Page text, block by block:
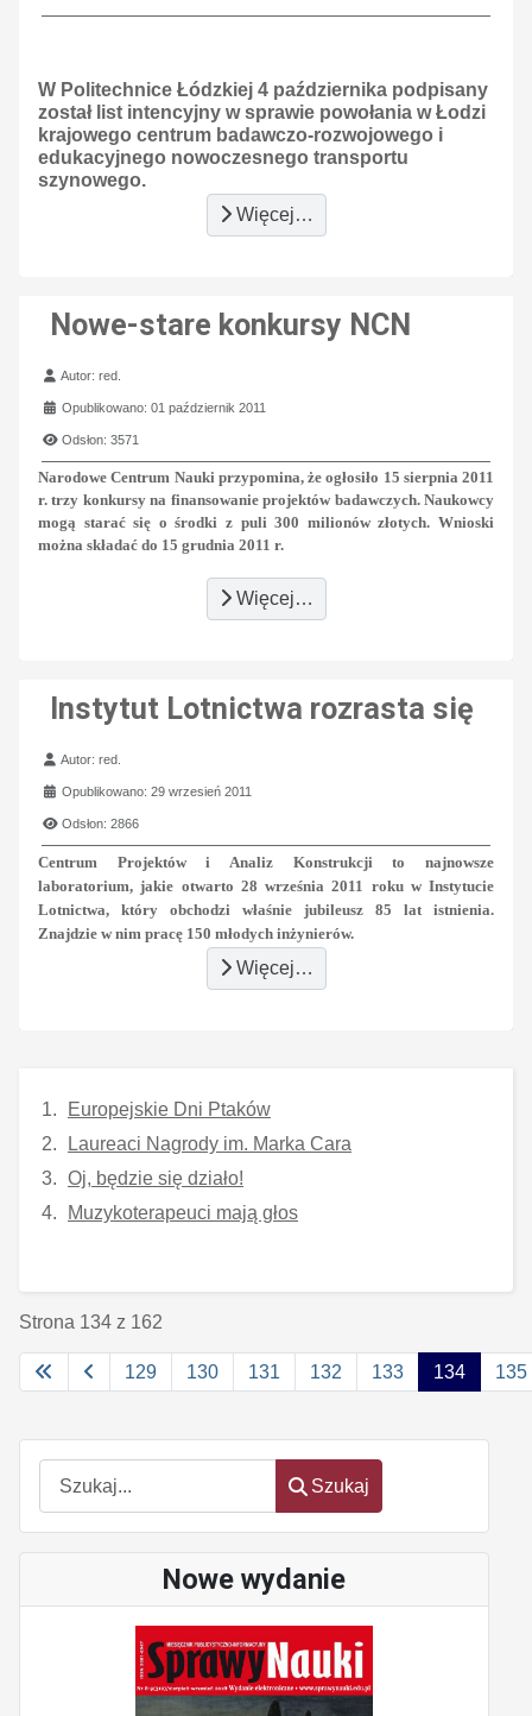
Szukaj
Szukaj
Nowe wydanie
W Politechnice Łódzkiej 4 października podpisany
został list intencyjny w sprawie powołania w Łodzi
krajowego centrum badawczo-rozwojowego i
edukacyjnego nowoczesnego transportu
szynowego.
Więcej…
Nowe-stare konkursy NCN
Szczegóły
Autor:red.
Opublikowano: 01 październik 2011
Odsłon: 3571
Narodowe Centrum Nauki przypomina, że ogłosiło 15 sierpnia 2011
r. trzy konkursy na finansowanie projektów badawczych. Naukowcy
mogą starać się o środki z puli 300 milionów złotych. Wnioski
można składać do 15 grudnia 2011 r.
Więcej…
Instytut Lotnictwa rozrasta się
Szczegóły
Autor:red.
Opublikowano: 29 wrzesień 2011
Odsłon: 2866
Centrum Projektów i Analiz Konstrukcji to najnowsze
laboratorium, jakie otwarto 28 września 2011 roku w Instytucie
Lotnictwa, który obchodzi właśnie jubileusz 85 lat istnienia.
Znajdzie w nim pracę 150 młodych inżynierów.
Więcej…
Europejskie Dni Ptaków
Laureaci Nagrody im. Marka Cara
Oj, będzie się działo!
Muzykoterapeuci mają głos
Strona 134 z 162
129 130 131 132 133 134 135